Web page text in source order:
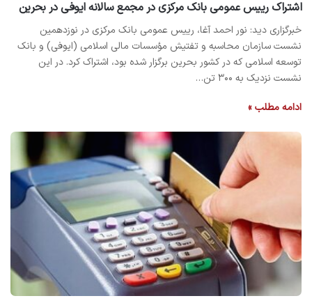
اشتراک رییس عمومی بانک مرکزی در مجمع سالانه ایوفی در بحرین
خبرگزاری دید: نور احمد آغا، رییس عمومی بانک مرکزی در نوزدهمین
نشست سازمان محاسبه و تفتیش مؤسسات مالی اسلامی (ایوفی) و بانک
توسعه اسلامی که در کشور بحرین برگزار شده بود، اشتراک کرد. در این
نشست نزدیک به ۳۰۰ تن…
ادامه مطلب »